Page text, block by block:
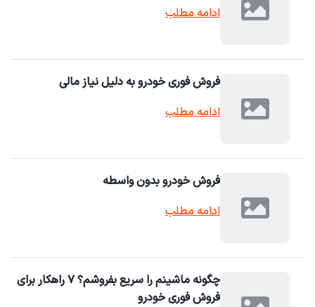
ادامه مطلب
فروش فوری خودرو به دلیل نیاز مالی
ادامه مطلب
فروش خودرو بدون واسطه
ادامه مطلب
چگونه ماشینم را سریع بفروشم؟ ۷ راهکار برای
فروش فوری خودرو